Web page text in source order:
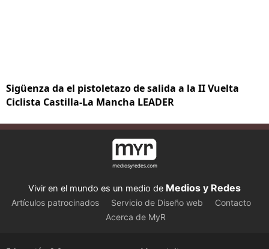
Sigüenza da el pistoletazo de salida a la II Vuelta
Ciclista Castilla-La Mancha LEADER
Vivir en el mundo es un medio de Medios y Redes
Artículos patrocinados Servicio de Diseño web
Contacto
Acerca de MyR